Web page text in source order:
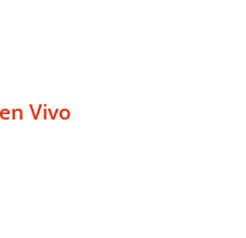
Vivo